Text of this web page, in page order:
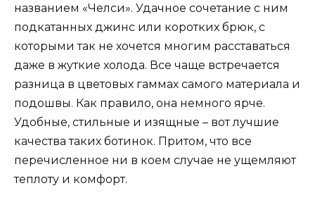
названием «Челси». Удачное сочетание с ним
подкатанных джинс или коротких брюк, с
которыми так не хочется многим расставаться
даже в жуткие холода. Все чаще встречается
разница в цветовых гаммах самого материала и
подошвы. Как правило, она немного ярче.
Удобные, стильные и изящные – вот лучшие
качества таких ботинок. Притом, что все
перечисленное ни в коем случае не ущемляют
теплоту и комфорт.